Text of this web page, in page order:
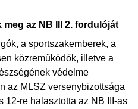
az NB III 2. fordulóját
a sportszakemberek, a
közreműködők, illetve a
védelme
az MLSZ versenybizottsága
12-re halasztotta az NB III-as